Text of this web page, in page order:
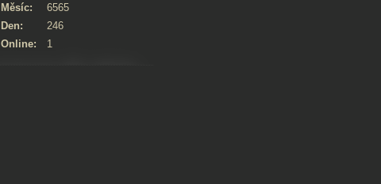
Online: 1
Měsíc:
6565
Den:
246